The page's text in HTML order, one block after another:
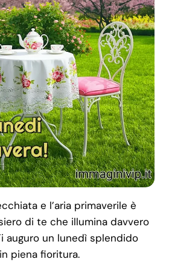
e l’aria primaverile è
di te che illumina davvero
auguro un lunedì splendido
piena fioritura.